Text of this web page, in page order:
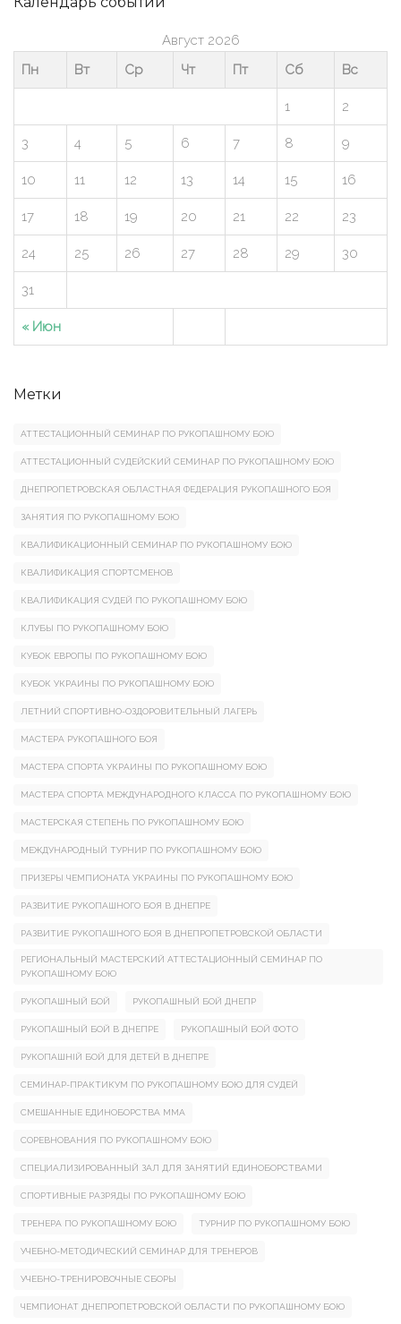
Август 2026
Пн
Вт Ср Чт Пт Сб Вс
« Июн
1 2
3 4 5 6 7 8 9
10 11 12 13 14 15 16
17 18 19 20 21 22 23
24 25 26 27 28 29 30
31
Метки
АТТЕСТАЦИОННЫЙ СЕМИНАР ПО РУКОПАШНОМУ БОЮ
АТТЕСТАЦИОННЫЙ СУДЕЙСКИЙ СЕМИНАР ПО РУКОПАШНОМУ БОЮ
ДНЕПРОПЕТРОВСКАЯ ОБЛАСТНАЯ ФЕДЕРАЦИЯ РУКОПАШНОГО БОЯ
ЗАНЯТИЯ ПО РУКОПАШНОМУ БОЮ
КВАЛИФИКАЦИОННЫЙ СЕМИНАР ПО РУКОПАШНОМУ БОЮ
КВАЛИФИКАЦИЯ СПОРТСМЕНОВ
КВАЛИФИКАЦИЯ СУДЕЙ ПО РУКОПАШНОМУ БОЮ
КЛУБЫ ПО РУКОПАШНОМУ БОЮ
КУБОК ЕВРОПЫ ПО РУКОПАШНОМУ БОЮ
КУБОК УКРАИНЫ ПО РУКОПАШНОМУ БОЮ
ЛЕТНИЙ СПОРТИВНО-ОЗДОРОВИТЕЛЬНЫЙ ЛАГЕРЬ
МАСТЕРА РУКОПАШНОГО БОЯ
МАСТЕРА СПОРТА УКРАИНЫ ПО РУКОПАШНОМУ БОЮ
МАСТЕРА СПОРТА МЕЖДУНАРОДНОГО КЛАССА ПО РУКОПАШНОМУ БОЮ
МАСТЕРСКАЯ СТЕПЕНЬ ПО РУКОПАШНОМУ БОЮ
МЕЖДУНАРОДНЫЙ ТУРНИР ПО РУКОПАШНОМУ БОЮ
ПРИЗЕРЫ ЧЕМПИОНАТА УКРАИНЫ ПО РУКОПАШНОМУ БОЮ
РАЗВИТИЕ РУКОПАШНОГО БОЯ В ДНЕПРЕ
РАЗВИТИЕ РУКОПАШНОГО БОЯ В ДНЕПРОПЕТРОВСКОЙ ОБЛАСТИ
РЕГИОНАЛЬНЫЙ МАСТЕРСКИЙ АТТЕСТАЦИОННЫЙ СЕМИНАР ПО
РУКОПАШНОМУ БОЮ
РУКОПАШНЫЙ БОЙ РУКОПАШНЫЙ БОЙ ДНЕПР
РУКОПАШНЫЙ БОЙ В ДНЕПРЕ РУКОПАШНЫЙ БОЙ ФОТО
РУКОПАШНІЙ БОЙ ДЛЯ ДЕТЕЙ В ДНЕПРЕ
СЕМИНАР-ПРАКТИКУМ ПО РУКОПАШНОМУ БОЮ ДЛЯ СУДЕЙ
СМЕШАННЫЕ ЕДИНОБОРСТВА ММА
СОРЕВНОВАНИЯ ПО РУКОПАШНОМУ БОЮ
СПЕЦИАЛИЗИРОВАННЫЙ ЗАЛ ДЛЯ ЗАНЯТИЙ ЕДИНОБОРСТВАМИ
СПОРТИВНЫЕ РАЗРЯДЫ ПО РУКОПАШНОМУ БОЮ
ТРЕНЕРА ПО РУКОПАШНОМУ БОЮ ТУРНИР ПО РУКОПАШНОМУ БОЮ
УЧЕБНО-МЕТОДИЧЕСКИЙ СЕМИНАР ДЛЯ ТРЕНЕРОВ
УЧЕБНО-ТРЕНИРОВОЧНЫЕ СБОРЫ
ЧЕМПИОНАТ ДНЕПРОПЕТРОВСКОЙ ОБЛАСТИ ПО РУКОПАШНОМУ БОЮ